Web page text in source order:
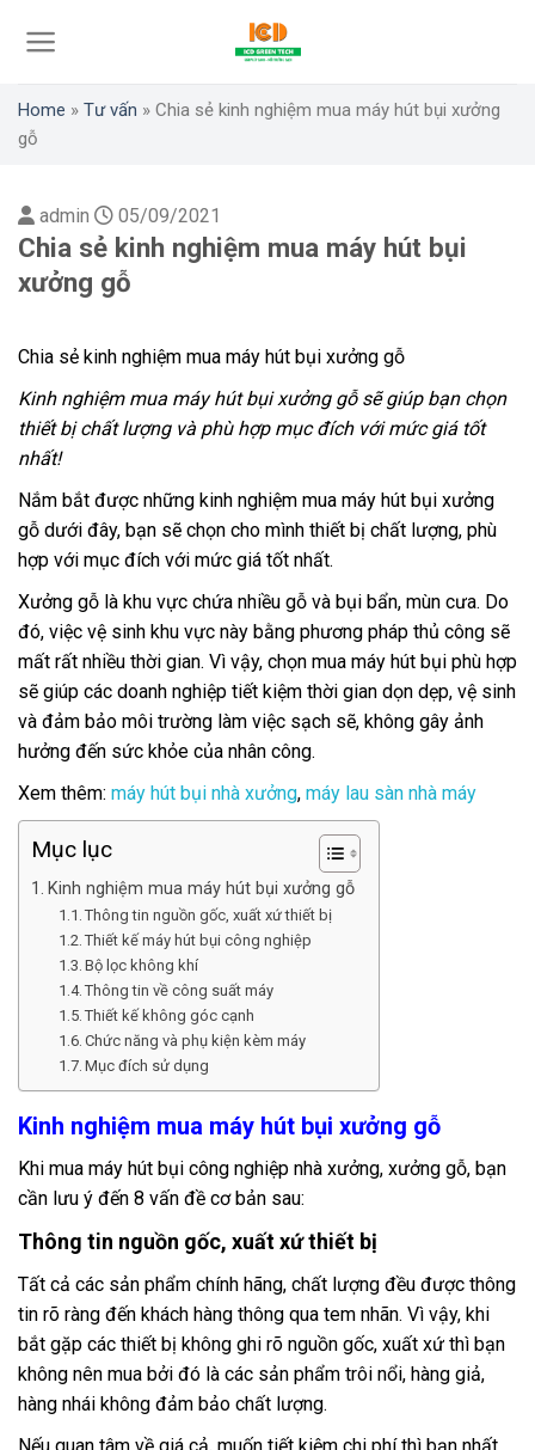
Home » Tư vấn » Chia sẻ kinh nghiệm mua máy hút bụi xưởng
gỗ
admin 05/09/2021
Chia sẻ kinh nghiệm mua máy hút bụi
xưởng gỗ
Chia sẻ kinh nghiệm mua máy hút bụi xưởng gỗ
Kinh nghiệm mua máy hút bụi xưởng gỗ sẽ giúp bạn chọn
thiết bị chất lượng và phù hợp mục đích với mức giá tốt
nhất!
Nắm bắt được những kinh nghiệm mua máy hút bụi xưởng
gỗ dưới đây, bạn sẽ chọn cho mình thiết bị chất lượng, phù
hợp với mục đích với mức giá tốt nhất.
Xưởng gỗ là khu vực chứa nhiều gỗ và bụi bẩn, mùn cưa. Do
đó, việc vệ sinh khu vực này bằng phương pháp thủ công sẽ
mất rất nhiều thời gian. Vì vậy, chọn mua máy hút bụi phù hợp
sẽ giúp các doanh nghiệp tiết kiệm thời gian dọn dẹp, vệ sinh
và đảm bảo môi trường làm việc sạch sẽ, không gây ảnh
hưởng đến sức khỏe của nhân công.
Xem thêm: máy hút bụi nhà xưởng, máy lau sàn nhà máy
Mục lục
Kinh nghiệm mua máy hút bụi xưởng gỗ
Thông tin nguồn gốc, xuất xứ thiết bị
Thiết kế máy hút bụi công nghiệp
Bộ lọc không khí
Thông tin về công suất máy
Thiết kế không góc cạnh
Chức năng và phụ kiện kèm máy
Mục đích sử dụng
Kinh nghiệm mua máy hút bụi xưởng gỗ
Khi mua máy hút bụi công nghiệp nhà xưởng, xưởng gỗ, bạn
cần lưu ý đến 8 vấn đề cơ bản sau:
Thông tin nguồn gốc, xuất xứ thiết bị
Tất cả các sản phẩm chính hãng, chất lượng đều được thông
tin rõ ràng đến khách hàng thông qua tem nhãn. Vì vậy, khi
bắt gặp các thiết bị không ghi rõ nguồn gốc, xuất xứ thì bạn
không nên mua bởi đó là các sản phẩm trôi nổi, hàng giả,
hàng nhái không đảm bảo chất lượng.